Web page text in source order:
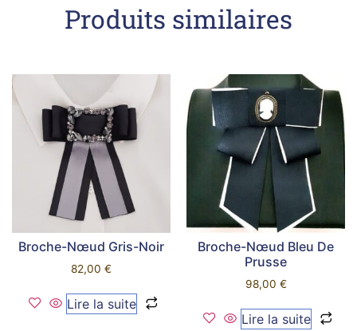
Produits similaires
Broche-Nœud Gris-Noir
82,00 €
Lire la suite
Broche-Nœud Bleu De
Prusse
98,00 €
Lire la suite